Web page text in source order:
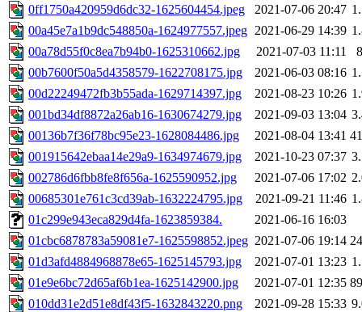
0ff1750a420959d6dc32-1625604454.jpeg
2021-07-06 20:47
00a45e7a1b9dc548850a-1624977557.jpeg 2021-06-29 14:39
00a78d55f0c8ea7b94b0-1625310662.jpg
2021-07-03 11:11
00b7600f50a5d4358579-1622708175.jpg
2021-06-03 08:16
00d22249472fb3b55ada-1629714397.jpg
2021-08-23 10:26
001bd34df8872a26ab16-1630674279.jpg
2021-09-03 13:04
00136b7f36f78bc95e23-1628084486.jpg
2021-08-04 13:41
001915642ebaa14e29a9-1634974679.jpg
2021-10-23 07:37
002786d6fbb8fe8f656a-1625590952.jpg
2021-07-06 17:02
00685301e761c3cd39ab-1632224795.jpg
2021-09-21 11:46
01c299e943eca829d4fa-1623859384.
2021-06-16 16:03
01cbc6878783a59081e7-1625598852.jpeg 2021-07-06 19:14
01d3afd4884968878e65-1625145793.jpg
2021-07-01 13:23
01e9e6bc72d65af6b1ea-1625142900.jpg
2021-07-01 12:35
010dd31e2d51e8df43f5-1632843220.png
2021-09-28 15:33